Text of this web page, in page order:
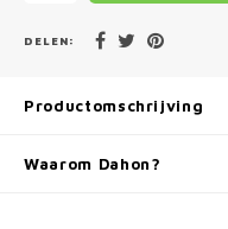
DELEN:
Productomschrijving
Waarom Dahon?